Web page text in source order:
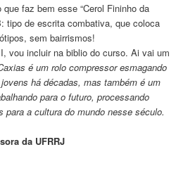
faz bem esse “Cerol Fininho da
tipo de escrita combativa, que coloca
sem bairrismos!
vou incluir na biblio do curso. Ai vai um
é um rolo compressor esmagando
há décadas, mas também é um
para o futuro, processando
a cultura do mundo nesse século.
da UFRRJ